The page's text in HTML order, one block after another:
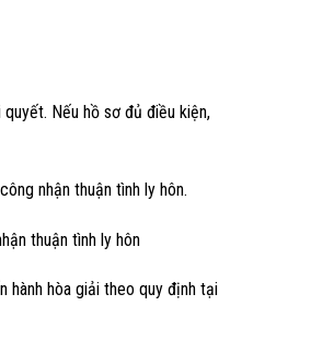
Nếu hồ sơ đủ điều kiện,
nhận thuận tình ly hôn.
thuận tình ly hôn
hành hòa giải theo quy định tại